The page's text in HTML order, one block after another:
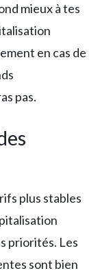
mieux à tes
en cas de
pas.
plus stables
priorités. Les
sont bien